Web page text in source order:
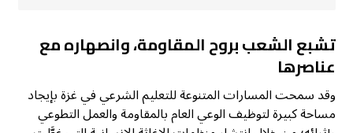
تشبع الشعب بروح المقاومة، وانصهاره مع
عناصرها
وقد سمحت المسارات المتنوعة للتعليم الشرعي في غزة بإيجاد
مساحة كبيرة لتوظيف الوعي العام بالمقاومة والعمل التطوعي